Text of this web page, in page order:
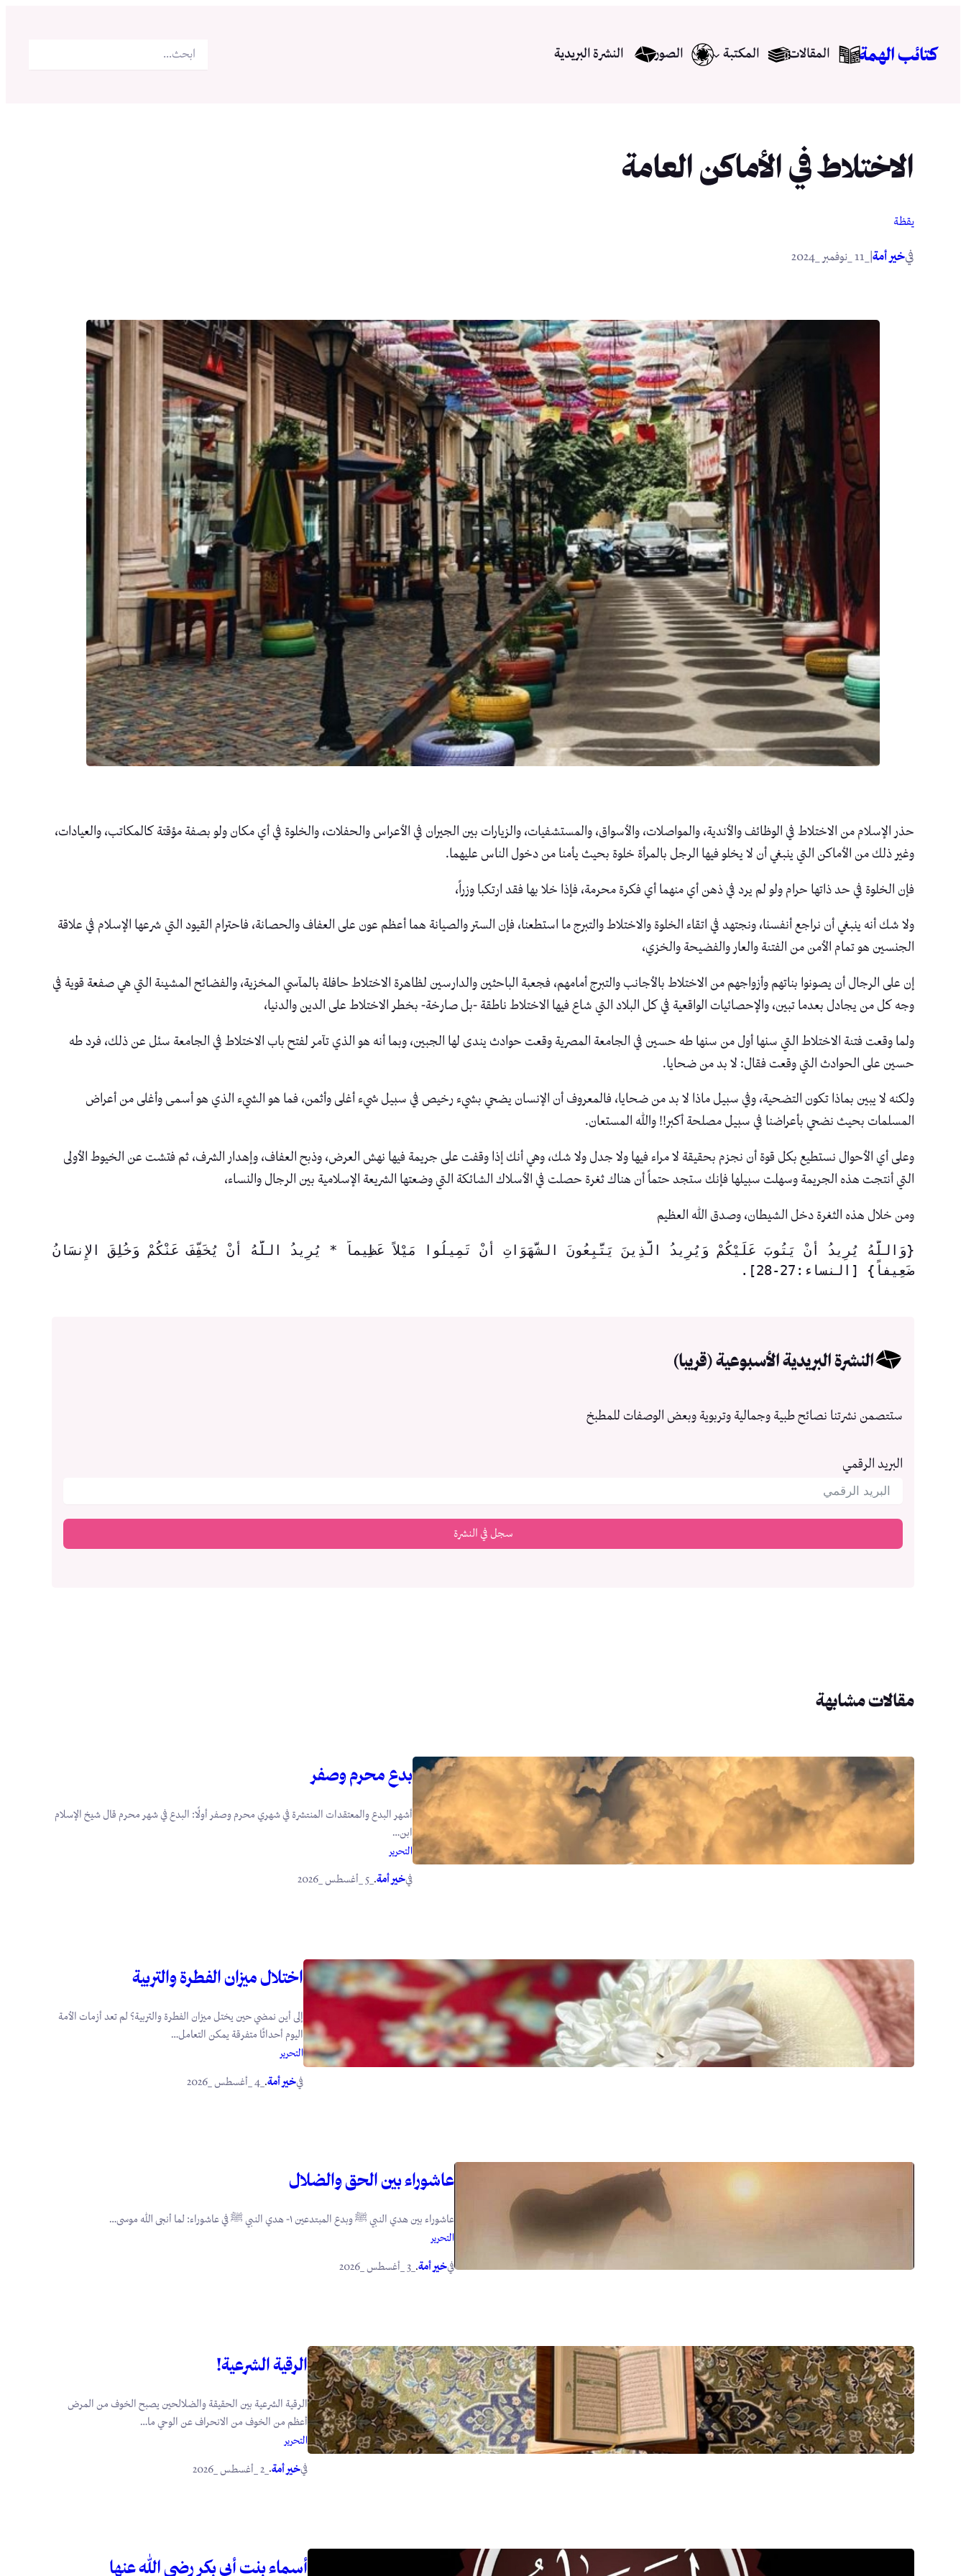
المحتوىكتائب الهمة المقالات المكتبة الصور النشرة البريدية البحث
الاختلاط في الأماكن العامة
يقظة
فيخير أمة
حذر الإسلام من الاختلاط في الوظائف والأندية، والمواصلات، والأسواق، والمستشفيات، والزيارات بين الجيران في الأعراس والحفلات، والخلوة في أي مكان ولو بصفة مؤقتة كالمكاتب، والعيادات،
وغير ذلك من الأماكن التي ينبغي أن لا يخلو فيها الرجل بالمرأة خلوة بحيث يأمنا من دخول الناس عليهما.
فإن الخلوة في حد ذاتها حرام ولو لم يرد في ذهن أي منهما أي فكرة محرمة، فإذا خلا بها فقد ارتكبا وزراً،
ولا شك أنه ينبغي أن نراجع أنفسنا، ونجتهد في اتقاء الخلوة والاختلاط والتبرج ما استطعنا، فإن الستر والصيانة هما أعظم عون على العفاف والحصانة، فاحترام القيود التي شرعها الإسلام في علاقة
الجنسين هو تمام الأمن من الفتنة والعار والفضيحة والخزي،
إن على الرجال أن يصونوا بناتهم وأزواجهم من الاختلاط بالأجانب والتبرج أمامهم، فجعبة الباحثين والدارسين لظاهرة الاختلاط حافلة بالمآسي المخزية، والفضائح المشينة التي هي صفعة قوية في
وجه كل من يجادل بعدما تبين، والإحصائيات الواقعية في كل البلاد التي شاع فيها الاختلاط ناطقة -بل صارخة- بخطر الاختلاط على الدين والدنيا،
ولما وقعت فتنة الاختلاط التي سنها أول من سنها طه حسين في الجامعة المصرية وقعت حوادث يندى لها الجبين، وبما أنه هو الذي تآمر لفتح باب الاختلاط في الجامعة سئل عن ذلك، فرد طه
حسين على الحوادث التي وقعت فقال: لا بد من ضحايا.
ولكنه لا يبين بماذا تكون التضحية، وفي سبيل ماذا لا بد من ضحايا، فالمعروف أن الإنسان يضحي بشيء رخيص في سبيل شيء أغلى وأثمن، فما هو الشيء الذي هو أسمى وأغلى من أعراض
المسلمات بحيث نضحي بأعراضنا في سبيل مصلحة أكبر!! والله المستعان.
وعلى أي الأحوال نستطيع بكل قوة أن نجزم بحقيقة لا مراء فيها ولا جدل ولا شك، وهي أنك إذا وقفت على جريمة فيها نهش العرض، وذبح العفاف، وإهدار الشرف، ثم فتشت عن الخيوط الأولى
التي أنتجت هذه الجريمة وسهلت سبيلها فإنك ستجد حتماً أن هناك ثغرة حصلت في الأسلاك الشائكة التي وضعتها الشريعة الإسلامية بين الرجال والنساء،
ومن خلال هذه الثغرة دخل الشيطان، وصدق الله العظيم
ضَعِيفاً} [النساء:27-28].
النشرة البريدية الأسبوعية (قريبا)
ستتصمن نشرتنا نصائح طبية وجمالية وتربوية وبعض الوصفات للمطبخ
البريد الرقمي
سجل في النشرة
مقالات مشابهة
بدع محرم وصفر
أشهر البدع والمعتقدات المنتشرة في شهري محرم وصفر أولًا: البدع في شهر محرم قال شيخ الإسلام
ابن…
التحرير
فيخير أمة.
اختلال ميزان الفطرة والتربية
إلى أين نمضي حين يختل ميزان الفطرة والتربية؟ لم تعد أزمات الأمة
اليوم أحداثًا متفرقة يمكن التعامل…
التحرير
فيخير أمة.
عاشوراء بين الحق والضلال
عاشوراء بين هدي النبي ﷺ وبدع المبتدعين ١- هدي النبي ﷺ في عاشوراء: لما أنجى الله موسى…
التحرير
فيخير أمة.
الرقية الشرعية!
الرقية الشرعية بين الحقيقة والضلالحين يصبح الخوف من المرض
أعظم من الخوف من الانحراف عن الوحي ما…
التحرير
فيخير أمة.
أسماء بنت أبي بكر رضي الله عنها